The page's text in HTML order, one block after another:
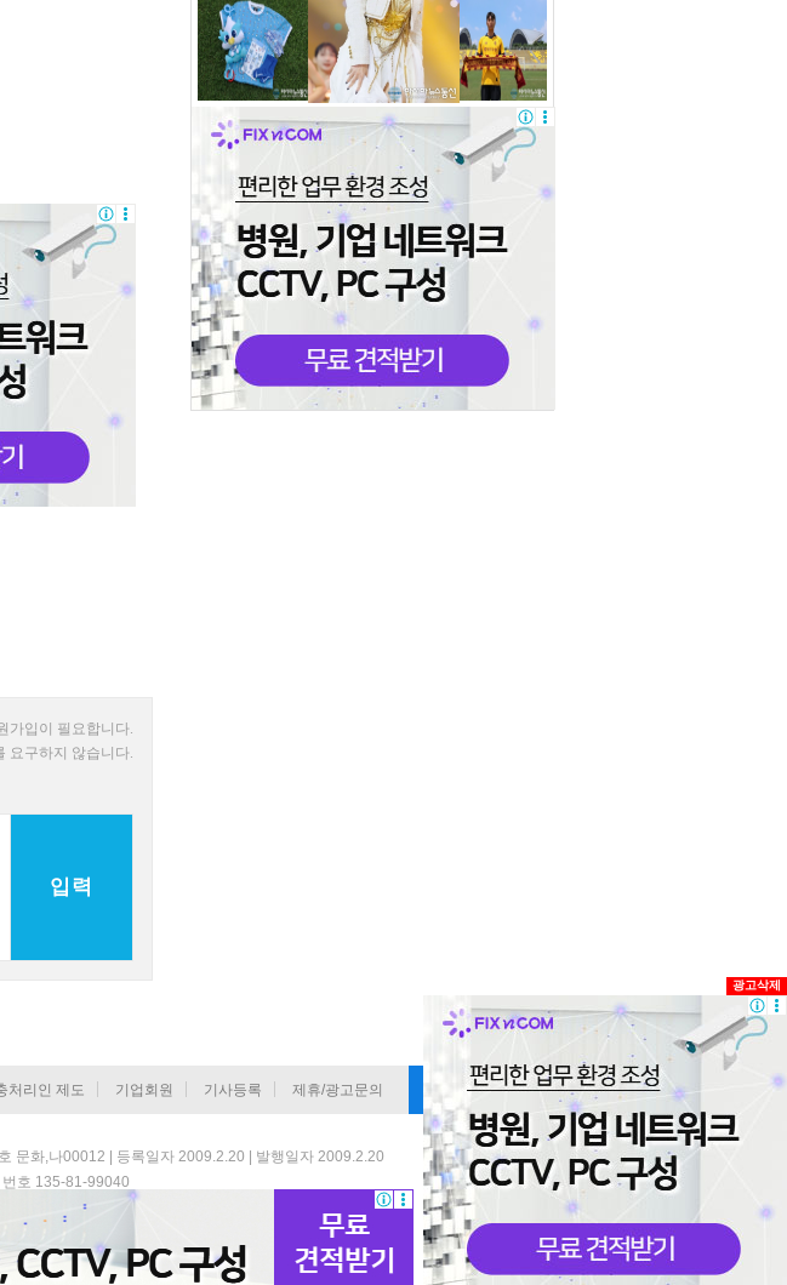
가입이 필요합니다.
요구하지 않습니다.
입력
처리인 제도 기업회원 기사등록 제휴/광고문의 기사 정정요청
문화,나00012 | 등록일자 2009.2.20 | 발행일자 2009.2.20
호 135-81-99040
rights reserved.
광고삭제